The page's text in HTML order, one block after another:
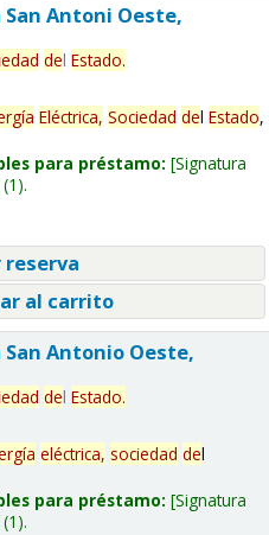
Antoni Oeste,
del Estado.
Eléctrica, Sociedad del Estado,
para préstamo: Signatura
(1).
al carrito
Antonio Oeste,
del Estado.
eléctrica, sociedad del
para préstamo: Signatura
(1).